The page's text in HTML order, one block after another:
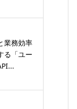
業務効率
る「ユー